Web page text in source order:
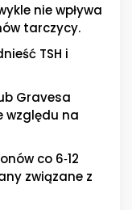
nie wpływa
tarczycy.
TSH i
Gravesa
względu na
co 6‑12
związane z